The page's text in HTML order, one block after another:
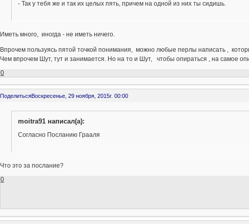
- Так у тебя же и так их целых пять, причем на одной из них ты сидишь.
Иметь много, иногда - не иметь ничего.
Впрочем пользуясь пятой точкой понимания, можно любые перлы написать ,
Чем впрочем Шут, тут и занимается. Но на то и Шут, чтобы опираться , на самое
0
ПоделитьсяВоскресенье, 29 ноября, 2015г. 00:00
moitra91 написал(а):
Согласно Посланию Грааля
Что это за послание?
0